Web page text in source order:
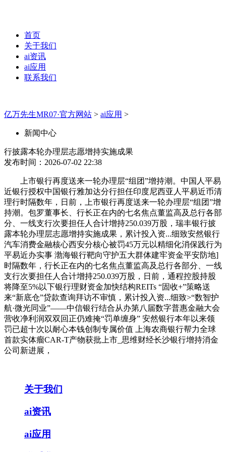
首页
关于我们
ai资讯
ai应用
联系我们
亿万先生MR07·官方网站 > ai应用 >
新闻中心
行披露本轮办理层志愿增持实施成果
发布时间：2026-07-02 22:38
上市银行再度送来一轮办理层“组团”增持潮。中国人平易
近银行授权中国银行雅加达分行担任印度尼西亚人平易近币清
理行时隔数年，日前，上市银行再度送来一轮办理层“组团”增
持潮。包罗董事长、行长正在内的七名焦点董监高及总行各部
分、一线支行次要担任人合计增持250.039万股，瑞丰银行披
露本轮办理层志愿增持实施成果，累计投入资...细致安然银行
汽车消费金融核心西安分核心被罚45万元以精细化消保践行为
平易近办实事 渤海银行靶向守护五大群体建牢资金平安防地]
时隔数年，行长正在内的七名焦点董监高及总行各部分、一线
支行次要担任人合计增持250.039万股，日前，通程控股持股
将降至5%以下银行理财资金加快结构REITs “固收+”策略送
来“新底仓”贷款查询拜访不审慎，累计投入资...细致>“数智护
航·微光同业”——中信银行结合从办第八届数字普惠金融大会
营收净利润双双回正仍难掩“罚单缠身” 安然银行本年以来领
罚已超十次以耐心本钱创制专属价值 上海农商银行帮力全球
首款实体瘤CAR-T产物获批上市_思维财经长沙银行增持消金
公司新进展，
关于我们
ai资讯
ai应用